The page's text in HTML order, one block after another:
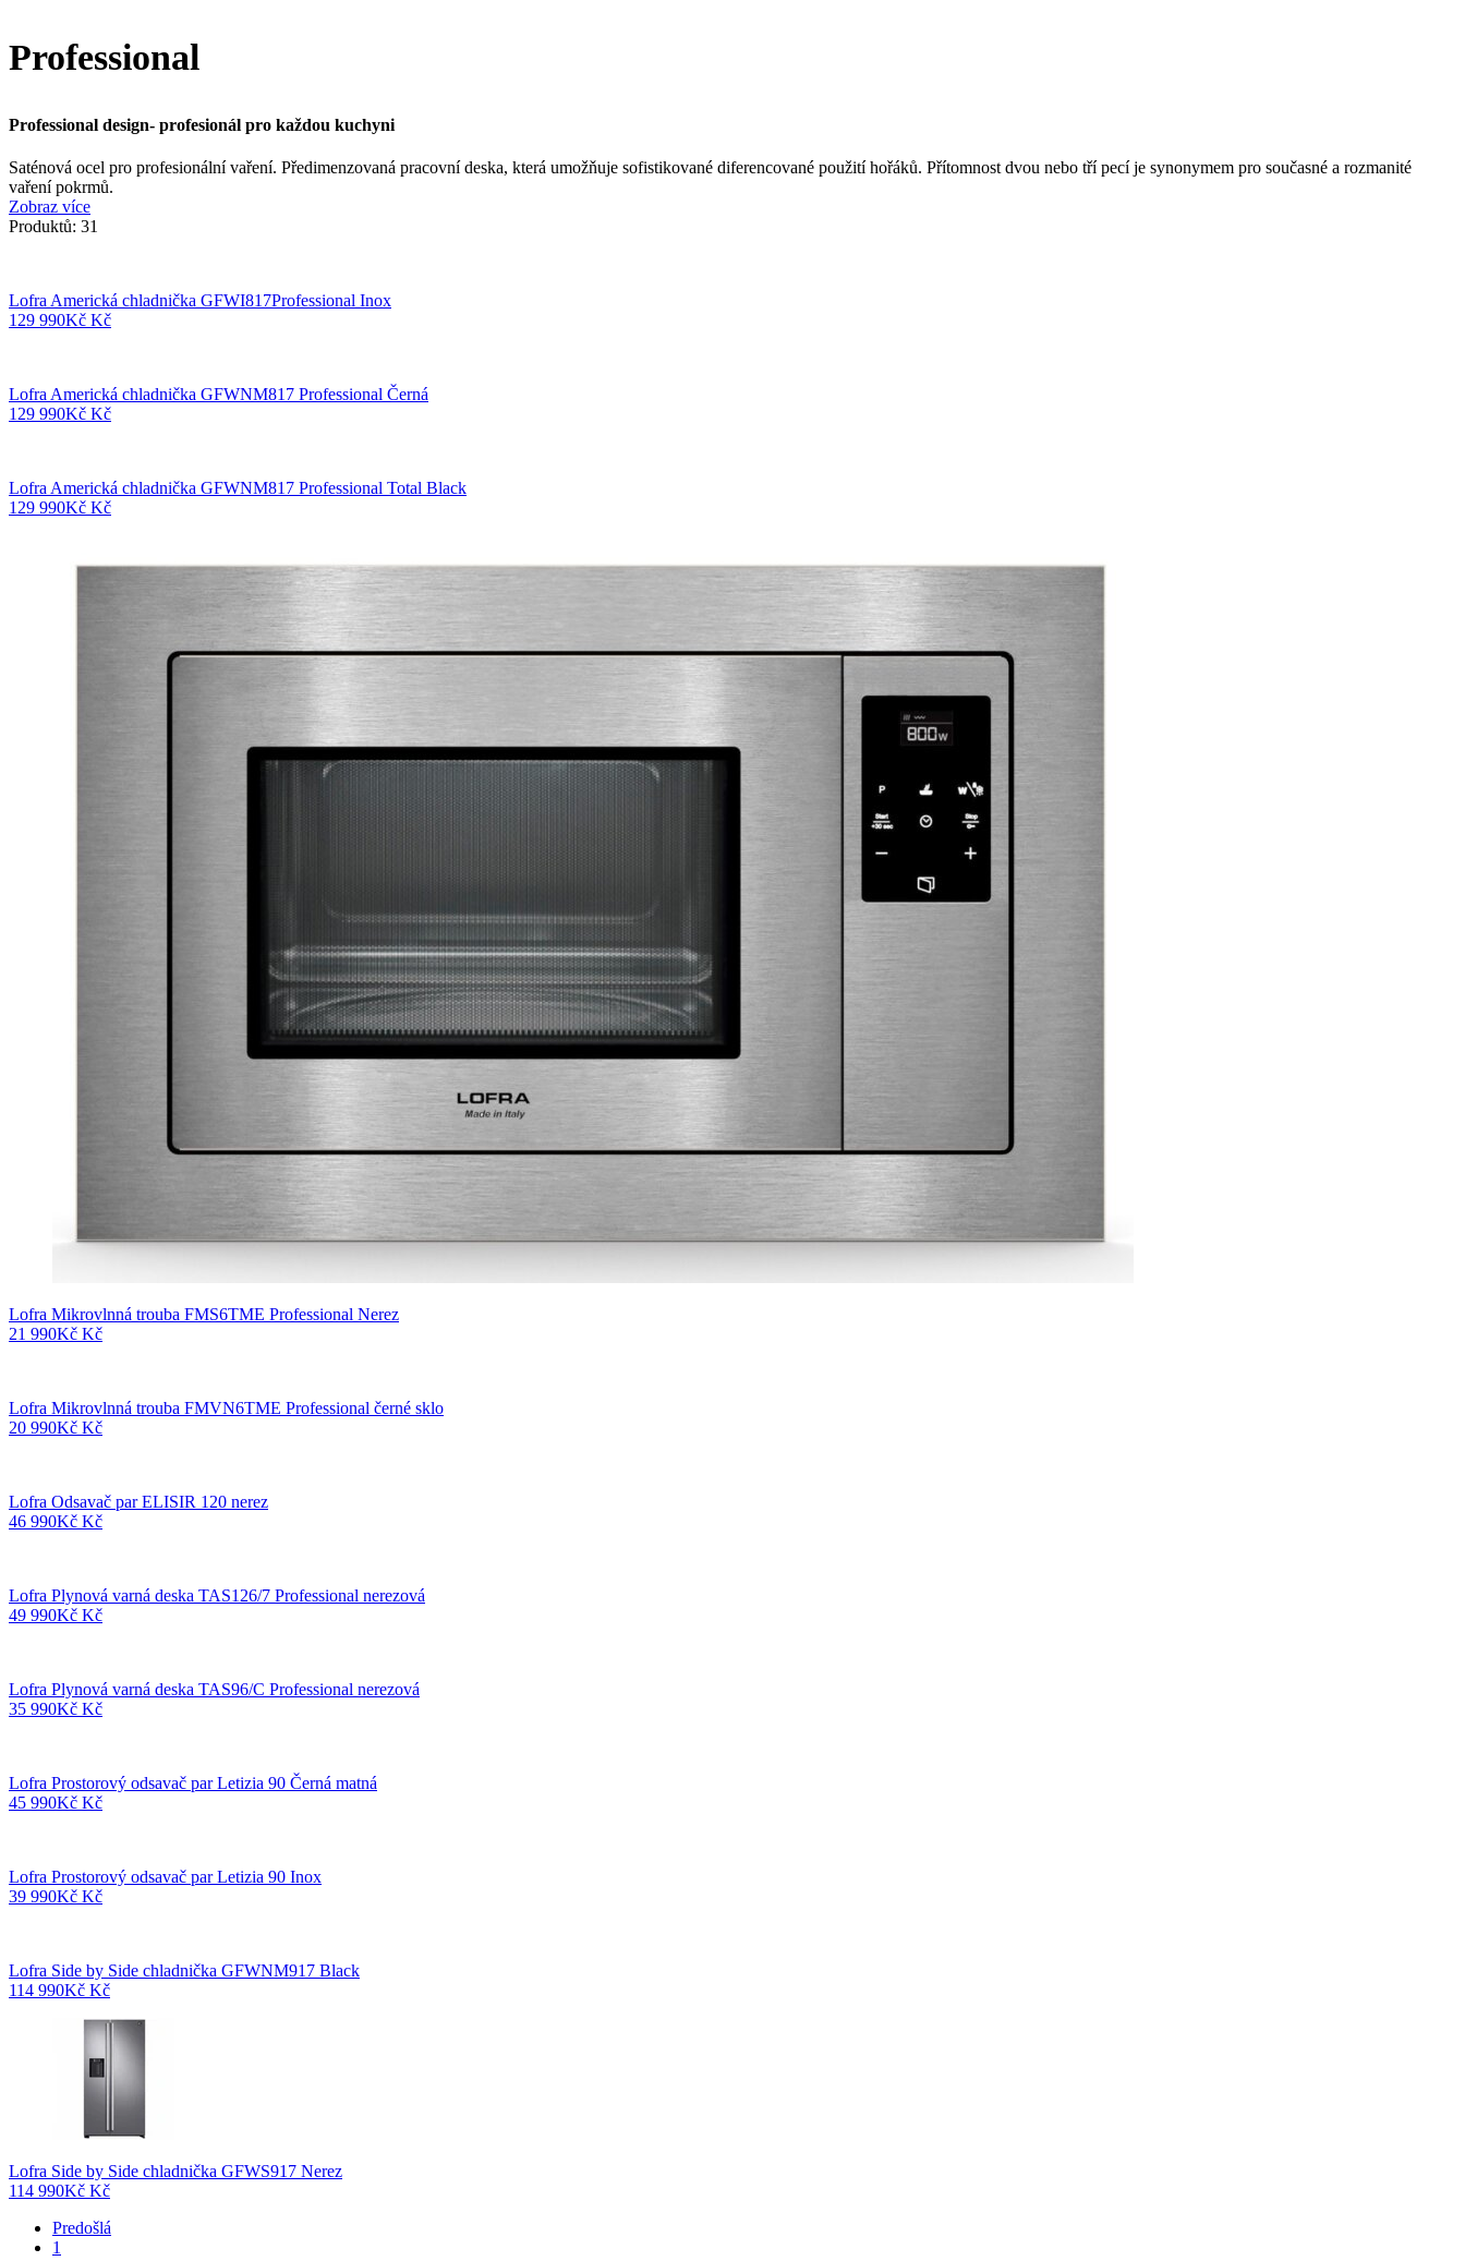
Professional
Professional design- profesionál pro každou kuchyni
Saténová ocel pro profesionální vaření. Předimenzovaná pracovní deska, která umožňuje sofistikované diferencované použití hořáků. Přítomnost dvou nebo tří pecí je synonymem pro současné a rozmanité
vaření pokrmů.
Zobraz více
Produktů: 31
Lofra Americká chladnička GFWI817Professional Inox
129 990Kč Kč
Lofra Americká chladnička GFWNM817 Professional Černá
129 990Kč Kč
Lofra Americká chladnička GFWNM817 Professional Total Black
129 990Kč Kč
Lofra Mikrovlnná trouba FMS6TME Professional Nerez
21 990Kč Kč
Lofra Mikrovlnná trouba FMVN6TME Professional černé sklo
20 990Kč Kč
Lofra Odsavač par ELISIR 120 nerez
46 990Kč Kč
Lofra Plynová varná deska TAS126/7 Professional nerezová
49 990Kč Kč
Lofra Plynová varná deska TAS96/C Professional nerezová
35 990Kč Kč
Lofra Prostorový odsavač par Letizia 90 Černá matná
45 990Kč Kč
Lofra Prostorový odsavač par Letizia 90 Inox
39 990Kč Kč
Lofra Side by Side chladnička GFWNM917 Black
114 990Kč Kč
Lofra Side by Side chladnička GFWS917 Nerez
114 990Kč Kč
Predošlá
1